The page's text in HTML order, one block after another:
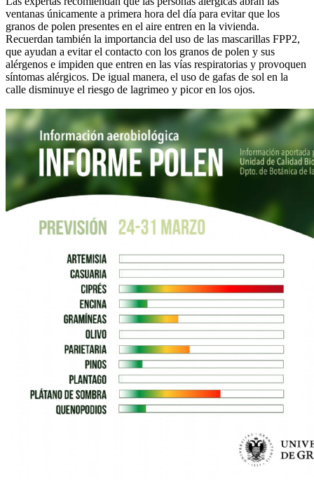
ventanas únicamente a primera hora del día para evitar que los
granos de polen presentes en el aire entren en la vivienda.
Recuerdan también la importancia del uso de las mascarillas FPP2,
que ayudan a evitar el contacto con los granos de polen y sus
alérgenos e impiden que entren en las vías respiratorias y provoquen
síntomas alérgicos. De igual manera, el uso de gafas de sol en la
calle disminuye el riesgo de lagrimeo y picor en los ojos.